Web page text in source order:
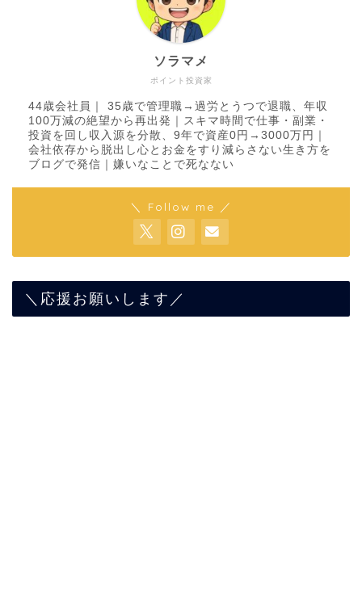
ポイント投資家
ソラマメ
44歳会社員｜ 35歳で管理職→過労とうつで退職、年収
100万減の絶望から再出発｜スキマ時間で仕事・副業・
投資を回し収入源を分散、9年で資産0円→3000万円｜
会社依存から脱出し心とお金をすり減らさない生き方を
ブログで発信｜嫌いなことで死なない
＼ Follow me ／
＼応援お願いします／